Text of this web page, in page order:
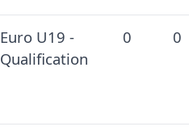
Euro U19 -
Qualification
0 0